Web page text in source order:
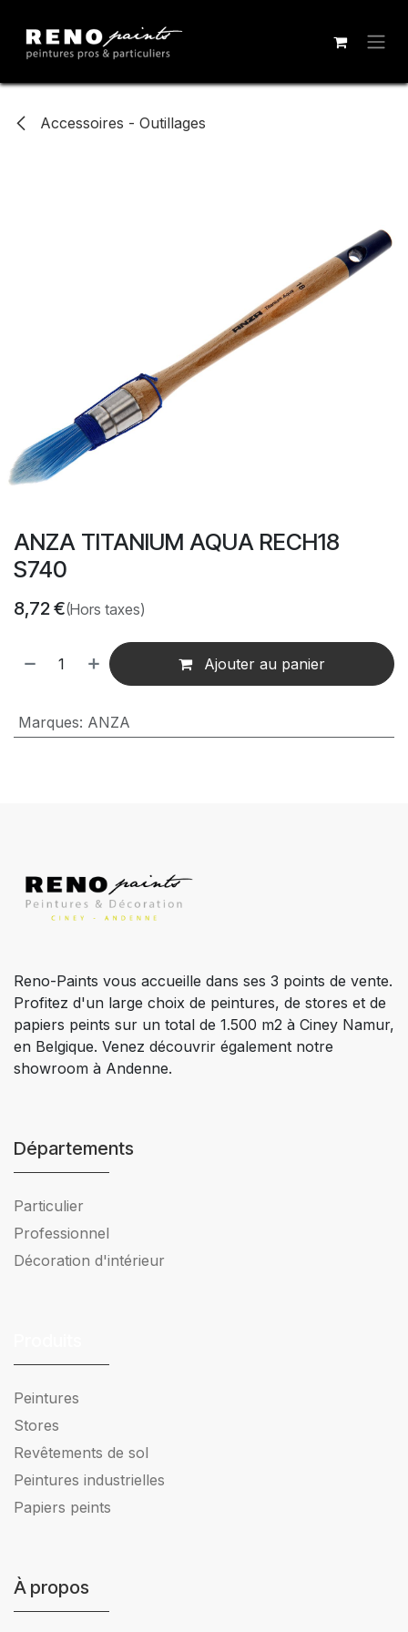
Accessoires - Outillages
ANZA TITANIUM AQUA RECH18
S740
8,72€(Hors taxes)
Ajouter au panier
Marques: ANZA
Reno-Paints vous accueille dans ses 3 points de vente.
Profitez d'un large choix de peintures, de stores et de
papiers peints sur un total de 1.500 m2 à Ciney Namur,
en Belgique. Venez découvrir également notre
showroom à Andenne.
Départements
Particulier
Professionnel
Décoration d'intérieur
Peintures
Stores
Revêtements de sol
Peintures industrielles
Papiers peints
À propos